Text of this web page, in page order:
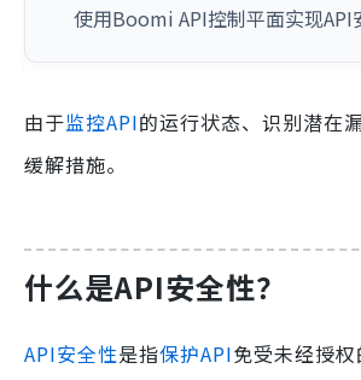
使用Boomi API控制平面实现API
由于监控API的运行状态、识别潜在
缓解措施。
什么是API安全性？
API安全性是指保护API免受未经授